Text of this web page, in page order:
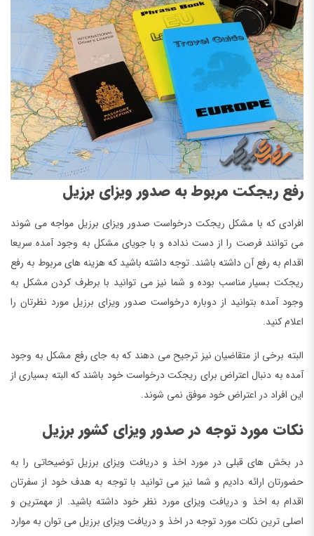
رفع ریجکت مربوط به صدور ویزای برزیل
افرادی که با مشکل ریجکت درخواست صدور ویزای برزیل مواجه می شوند
می توانند فرصت را از دست نداده و با جویای مشکل به وجود آمده سریعا
اقدام به رفع آن داشته باشند. توجه داشته باشید که هزینه های مربوط به رفع
ریجکت بسیار مناسب بوده و شما نیز می توانید با برطرف کردن مشکل به
وجود آمده بتوانید از دوباره درخواست صدور ویزای برزیل مورد نظرتان را
اعلام کنید.
البته برخی از متقاضیان نیز ترجیح می دهند که به جای رفع مشکل به وجود
آمده به دنبال اعتراض برای ریجکت درخواست خود باشند که البته بسیاری از
این افراد در اعتراض خود موفق نمی شوند.
نکات مورد توجه در صدور ویزای کشور برزیل
در بخش های قبلی در مورد اخذ و دریافت ویزای برزیل توضیحاتی را به
حضورتان ارائه دادیم و شما نیز می توانید با توجه به هدف خود از سفرتان
اقدام به اخذ و دریافت ویزای مورد نظر خود داشته باشید. از مهمترین و
اصلی ترین نکات مورد توجه در اخذ و دریافت ویزای برزیل می توان به موارد